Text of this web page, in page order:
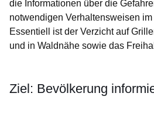
die Informationen über die
notwendigen Verhaltensweisen
Essentiell ist der Verzicht auf
und in Waldnähe sowie das
Ziel: Bevölkerung